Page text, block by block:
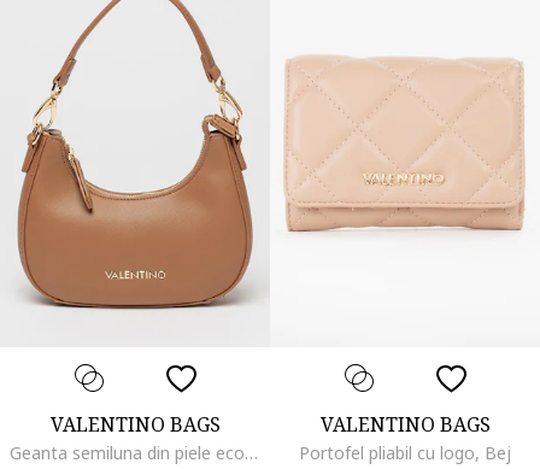
VALENTINO BAGS
Geanta semiluna din piele ecologica cu bareta detasabila cu logo Zero, Maro
VALENTINO BAGS
Portofel pliabil cu logo, Bej